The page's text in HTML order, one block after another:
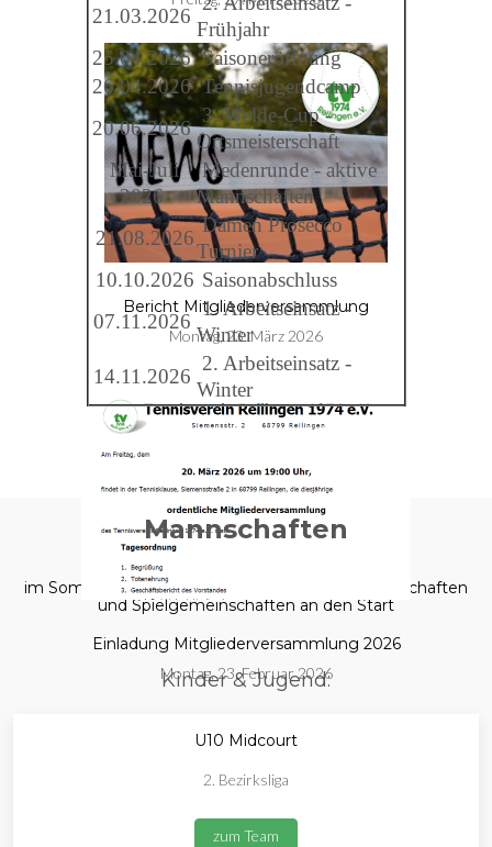
Bericht Mitgliederversammlung
Montag, 23. März 2026
Einladung Mitgliederversammlung 2026
Montag, 23. Februar 2026
21.03.2026
Frühjahr
25.04.2026 Saisoneröffnung
26.04.2026 Tennisjugendcamp
20.06.2026
3. Welde-Cup -
Ortsmeisterschaft
Mai-Juli
2026
Medenrunde - aktive
Mannschaften
21.08.2026
Damen Prosecco
Turnier
10.10.2026 Saisonabschluss
07.11.2026
1. Arbeitseinsatz -
Winter
14.11.2026
2. Arbeitseinsatz -
Winter
Mannschaften
im Sommer 2025 gehen wir mit folgenden Mannschaften
und Spielgemeinschaften an den Start
Kinder & Jugend:
U10 Midcourt
2. Bezirksliga
zum Team